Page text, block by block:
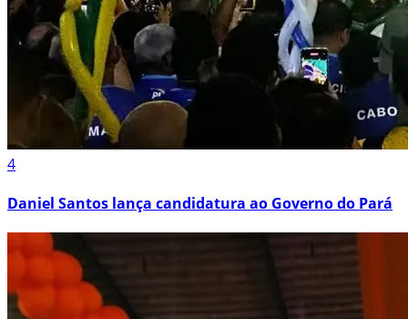
4
Daniel Santos lança candidatura ao Governo do Pará